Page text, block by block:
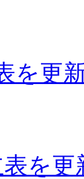
を更
を